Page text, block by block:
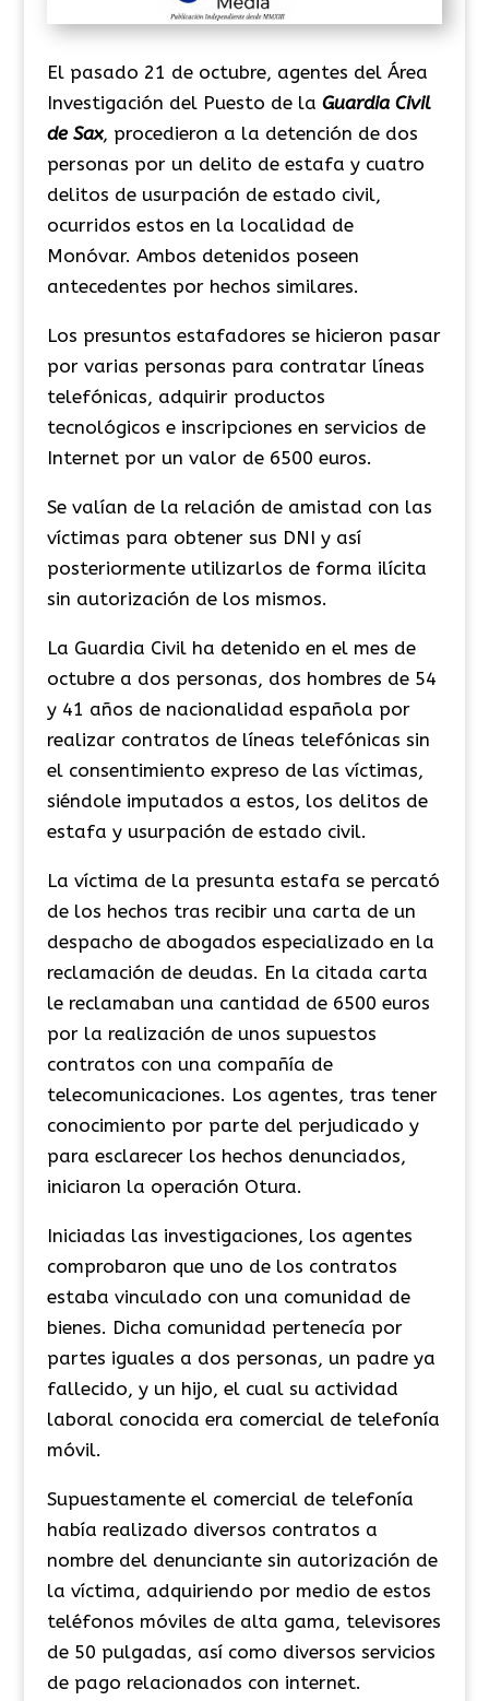
El pasado 21 de octubre, agentes del Área
Investigación del Puesto de la Guardia Civil
de Sax, procedieron a la detención de dos
personas por un delito de estafa y cuatro
delitos de usurpación de estado civil,
ocurridos estos en la localidad de
Monóvar. Ambos detenidos poseen
antecedentes por hechos similares.
Los presuntos estafadores se hicieron pasar
por varias personas para contratar líneas
telefónicas, adquirir productos
tecnológicos e inscripciones en servicios de
Internet por un valor de 6500 euros.
Se valían de la relación de amistad con las
víctimas para obtener sus DNI y así
posteriormente utilizarlos de forma ilícita
sin autorización de los mismos.
La Guardia Civil ha detenido en el mes de
octubre a dos personas, dos hombres de 54
y 41 años de nacionalidad española por
realizar contratos de líneas telefónicas sin
el consentimiento expreso de las víctimas,
siéndole imputados a estos, los delitos de
estafa y usurpación de estado civil.
La víctima de la presunta estafa se percató
de los hechos tras recibir una carta de un
despacho de abogados especializado en la
reclamación de deudas. En la citada carta
le reclamaban una cantidad de 6500 euros
por la realización de unos supuestos
contratos con una compañía de
telecomunicaciones. Los agentes, tras tener
conocimiento por parte del perjudicado y
para esclarecer los hechos denunciados,
iniciaron la operación Otura.
Iniciadas las investigaciones, los agentes
comprobaron que uno de los contratos
estaba vinculado con una comunidad de
bienes. Dicha comunidad pertenecía por
partes iguales a dos personas, un padre ya
fallecido, y un hijo, el cual su actividad
laboral conocida era comercial de telefonía
móvil.
Supuestamente el comercial de telefonía
había realizado diversos contratos a
nombre del denunciante sin autorización de
la víctima, adquiriendo por medio de estos
teléfonos móviles de alta gama, televisores
de 50 pulgadas, así como diversos servicios
de pago relacionados con internet.